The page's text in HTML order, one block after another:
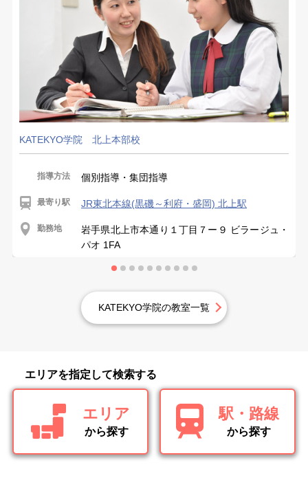
KATEKYO学院 北上本部校
指導方法 個別指導・集団指導
最寄り駅 JR東北本線(黒磯～利府・盛岡) 北上駅
勤務地
岩手県北上市本通り１丁目７ー９ ビラージュ・
パオ 1FA
KATEKYO学院の教室一覧
エリアを指定して検索する
エリア
から探す
駅・路線
から探す